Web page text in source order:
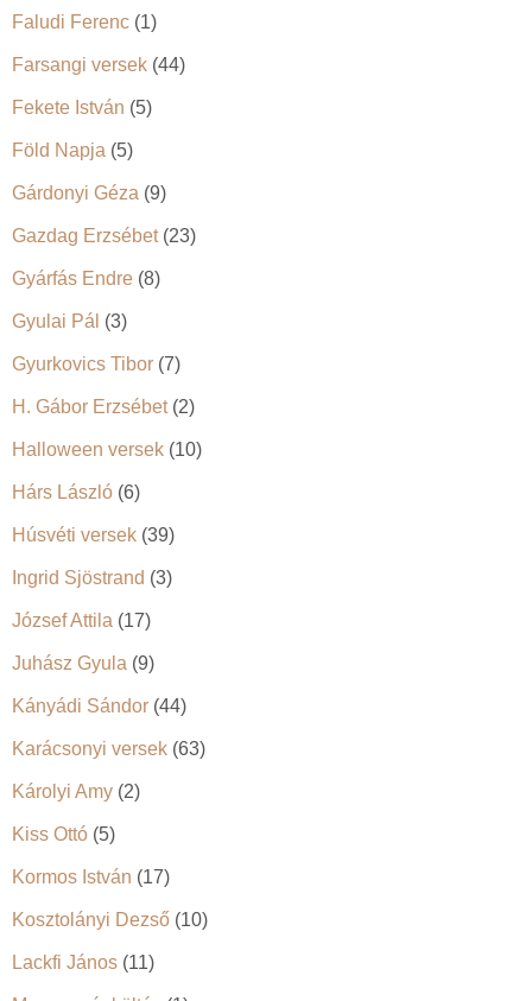
Faludi Ferenc (1)
Farsangi versek (44)
Fekete István (5)
Föld Napja (5)
Gárdonyi Géza (9)
Gazdag Erzsébet(23)
Gyárfás Endre (8)
Gyulai Pál (3)
Gyurkovics Tibor (7)
H. Gábor Erzsébet(2)
Halloween versek (10)
Hárs László (6)
Húsvéti versek (39)
Ingrid Sjöstrand (3)
József Attila (17)
Juhász Gyula (9)
Kányádi Sándor (44)
Karácsonyi versek (63)
Károlyi Amy (2)
Kiss Ottó (5)
Kormos István (17)
Kosztolányi Dezső (10)
Lackfi János (11)